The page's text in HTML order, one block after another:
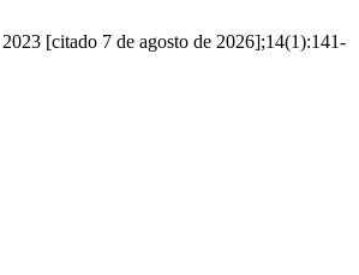
[citado 7 de agosto de 2026];14(1):141-